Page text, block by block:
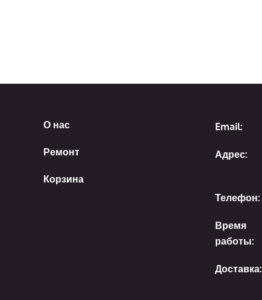
О нас
Ремонт
Корзина
Email:
Адрес:
Телефон:
Время
работы:
Доставка: